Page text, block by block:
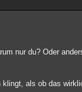
nur du? Oder
als ob das